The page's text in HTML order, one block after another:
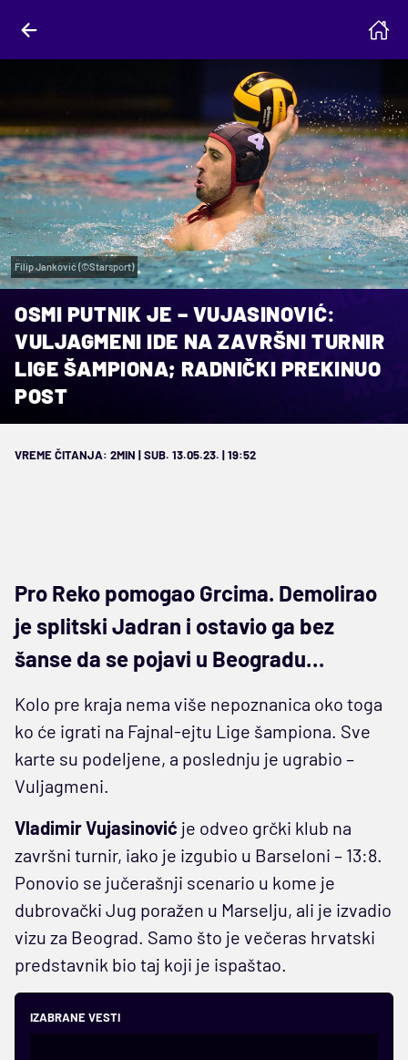
Filip Janković (©Starsport)
OSMI PUTNIK JE – VUJASINOVIĆ:
VULJAGMENI IDE NA ZAVRŠNI TURNIR
LIGE ŠAMPIONA; RADNIČKI PREKINUO
POST
VREME ČITANJA: 2MIN | SUB. 13.05.23. | 19:52
Pro Reko pomogao Grcima. Demolirao
je splitski Jadran i ostavio ga bez
šanse da se pojavi u Beogradu…
Kolo pre kraja nema više nepoznanica oko toga
ko će igrati na Fajnal-ejtu Lige šampiona. Sve
karte su podeljene, a poslednju je ugrabio –
Vuljagmeni.
Vladimir Vujasinović je odveo grčki klub na
završni turnir, iako je izgubio u Barseloni – 13:8.
Ponovio se jučerašnji scenario u kome je
dubrovački Jug poražen u Marselju, ali je izvadio
vizu za Beograd. Samo što je večeras hrvatski
predstavnik bio taj koji je ispaštao.
IZABRANE VESTI